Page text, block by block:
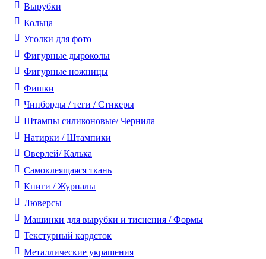
Вырубки
Кольца
Уголки для фото
Фигурные дыроколы
Фигурные ножницы
Фишки
Чипборды / теги / Стикеры
Штампы силиконовые/ Чернила
Натирки / Штампики
Оверлей/ Калька
Самоклеящаяся ткань
Книги / Журналы
Люверсы
Машинки для вырубки и тиснения / Формы
Текстурный кардсток
Металлические украшения